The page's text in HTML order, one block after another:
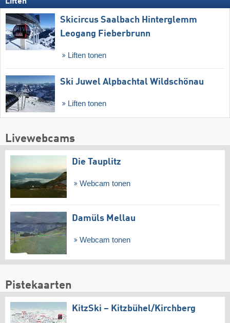
Liften
Skicircus Saalbach Hinterglemm
Leogang Fieberbrunn
Liften tonen
Ski Juwel Alpbachtal Wildschönau
Liften tonen
Livewebcams
Die Tauplitz
Webcam tonen
Damüls Mellau
Webcam tonen
Pistekaarten
KitzSki – Kitzbühel/​Kirchberg